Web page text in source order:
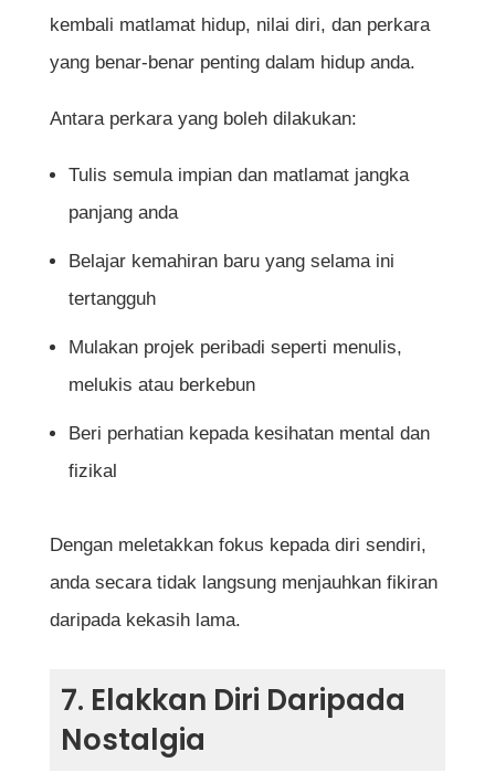
kembali matlamat hidup, nilai diri, dan perkara
yang benar-benar penting dalam hidup anda.
Antara perkara yang boleh dilakukan:
Tulis semula impian dan matlamat jangka
panjang anda
Belajar kemahiran baru yang selama ini
tertangguh
Mulakan projek peribadi seperti menulis,
melukis atau berkebun
Beri perhatian kepada kesihatan mental dan
fizikal
Dengan meletakkan fokus kepada diri sendiri,
anda secara tidak langsung menjauhkan fikiran
daripada kekasih lama.
7. Elakkan Diri Daripada
Nostalgia